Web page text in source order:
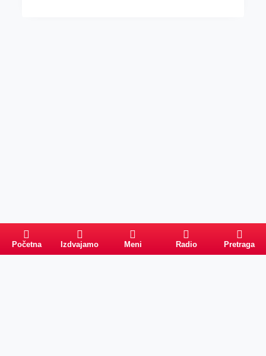
Početna Izdvajamo Meni Radio Pretraga